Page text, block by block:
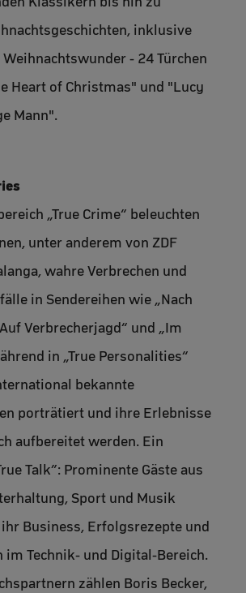
inklusive
- 24 Türchen
Heart of Christmas" und "Lucy
Mann".
„True Crime“ beleuchten
unter anderem von ZDF
wahre Verbrechen und
in Sendereihen wie „Nach
Verbrecherjagd“ und „Im
in „True Personalities“
bekannte
porträtiert und ihre Erlebnisse
aufbereitet werden. Ein
Talk”: Prominente Gäste aus
Sport und Musik
Business, Erfolgsrezepte und
Technik- und Digital-Bereich.
zählen Boris Becker,